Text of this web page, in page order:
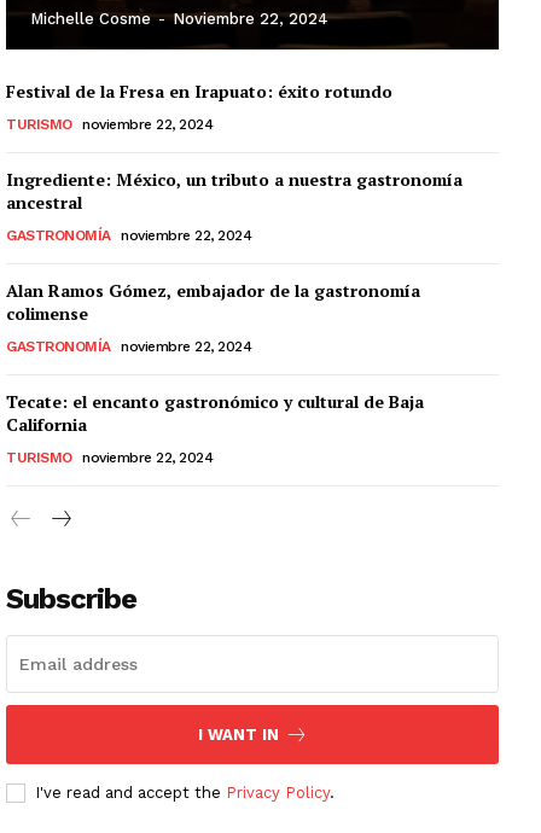
Michelle Cosme - Noviembre 22, 2024
Festival de la Fresa en Irapuato: éxito rotundo
TURISMO noviembre 22, 2024
Ingrediente: México, un tributo a nuestra gastronomía
ancestral
GASTRONOMÍA noviembre 22, 2024
Alan Ramos Gómez, embajador de la gastronomía
colimense
GASTRONOMÍA noviembre 22, 2024
Tecate: el encanto gastronómico y cultural de Baja
California
TURISMO noviembre 22, 2024
Subscribe
I WANT IN
I've read and accept the Privacy Policy.